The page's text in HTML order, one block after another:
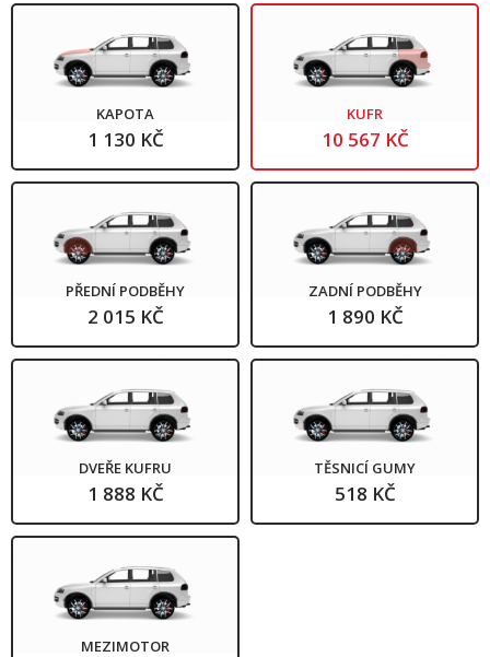
KAPOTA
1 130 KČ
KUFR
10 567 KČ
PŘEDNÍ PODBĚHY
2 015 KČ
ZADNÍ PODBĚHY
1 890 KČ
DVEŘE KUFRU
1 888 KČ
TĚSNICÍ GUMY
518 KČ
MEZIMOTOR